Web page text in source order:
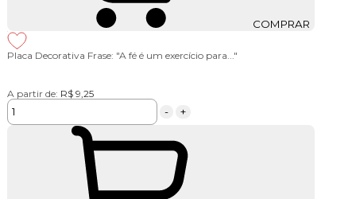
COMPRAR
Placa Decorativa Frase: "A fé é um exercício para..."
A partir de: R$ 9,25
- +